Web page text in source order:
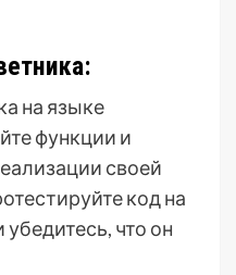
на языке
функции и
своей
код на
что он